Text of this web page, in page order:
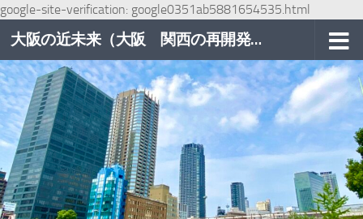
google-site-verification: google0351ab5881654535.html
コンテンツへスキップ
大阪の近未来（大阪 関西の再開発巡り）